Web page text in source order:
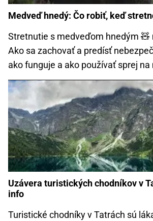
Medveď hnedý: Čo robiť, keď
Stretnutie s medveďom hnedým 🧸
Ako sa zachovať a predísť
ako funguje a ako používať sprej na
Uzávera turistických chodníkov v
info
Turistické chodníky v Tatrách sú